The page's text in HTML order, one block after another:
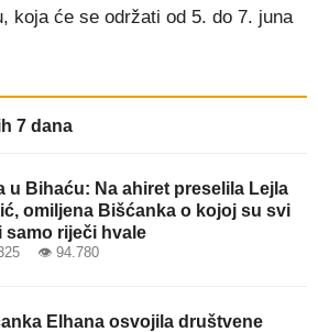
koja će se održati od 5. do 7. juna
7 dana
u Bihaću: Na ahiret preselila Lejla
omiljena Bišćanka o kojoj su svi
samo riječi hvale
👁 94.780
Elhana osvojila društvene